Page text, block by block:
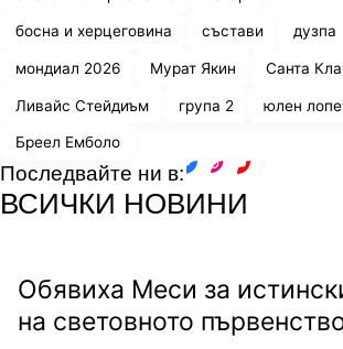
босна и херцеговина състави дузпа
мондиал 2026 Мурат Якин Санта
Ливайс Стейдиъм група 2 юлен
Бреел Емболо
Последвайте ни в:
ВСИЧКИ НОВИНИ
Обявиха Меси за
на световното